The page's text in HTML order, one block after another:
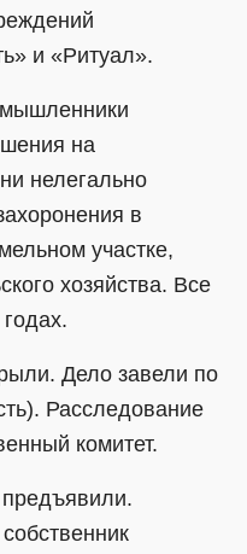
и «Ритуал».
на
нелегально
в
участке,
хозяйства. Все
Дело завели по
Расследование
комитет.